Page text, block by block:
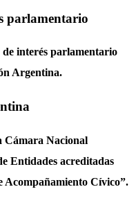
parlamentario
interés parlamentario
Argentina.
Cámara Nacional
Entidades acreditadas
Acompañamiento Cívico”.